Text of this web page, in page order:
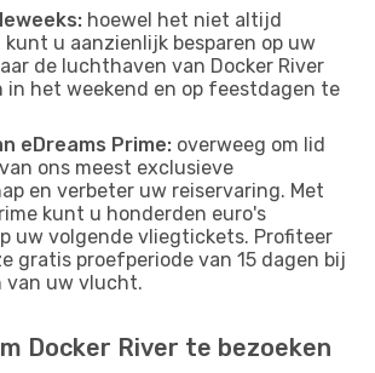
hoewel het niet altijd
kunt u aanzienlijk besparen op uw
de luchthaven van Docker River
in het weekend en op feestdagen te
eDreams Prime: overweeg om lid
ons meest exclusieve
en verbeter uw reiservaring. Met
kunt u honderden euro's
uw volgende vliegtickets. Profiteer
gratis proefperiode van 15 dagen bij
van uw vlucht.
Docker River te bezoeken